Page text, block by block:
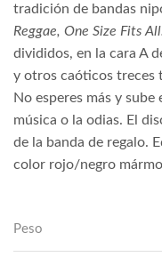
tradición de bandas
Reggae, One Size Fits
divididos, en la cara A
y otros caóticos treces
No esperes más y
música o la odias. El
de la banda de regalo.
color rojo/negro
Peso